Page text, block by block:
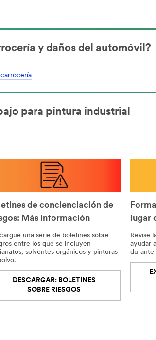
y daños del automóvil?
para pintura industrial
de concienciación de
Más información
una serie de boletines sobre
entre los que se incluyen
solventes orgánicos y pinturas
DESCARGAR: BOLETINES
SOBRE RIESGOS
lugar
Revise
ayudar
durante